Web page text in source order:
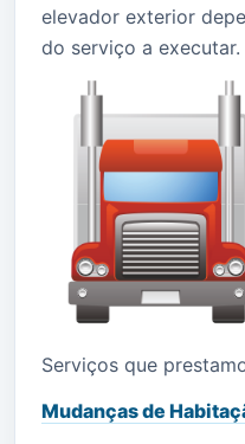
elevador exterior
do serviço a executar.
Serviços que
Mudanças de